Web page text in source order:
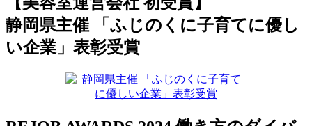
静岡県主催 「ふじのくに子育てに優し
い企業」表彰受賞